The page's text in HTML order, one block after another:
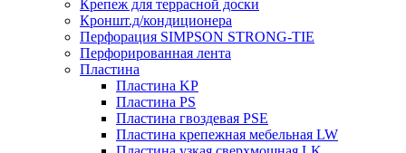
Крепеж для террасной доски
Кроншт.д/кондиционера
Перфорация SIMPSON STRONG-TIE
Перфорированная лента
Пластина
Пластина KP
Пластина PS
Пластина гвоздевая PSE
Пластина крепежная мебельная LW